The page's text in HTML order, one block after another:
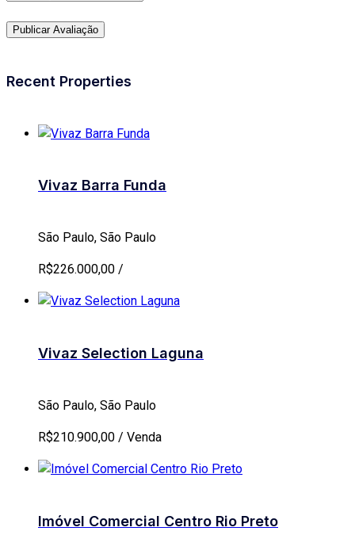
Recent Properties
Vivaz Barra Funda
São Paulo, São Paulo
R$226.000,00 /
Vivaz Selection Laguna
São Paulo, São Paulo
R$210.900,00 / Venda
Imóvel Comercial Centro Rio Preto